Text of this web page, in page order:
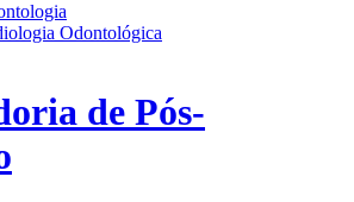
Odontológica
de Pós-